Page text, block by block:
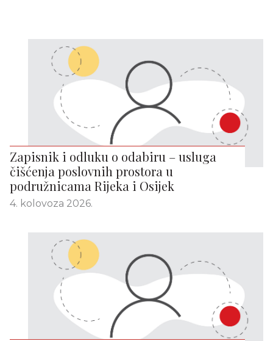
Zapisnik i odluku o odabiru – usluga
čišćenja poslovnih prostora u
podružnicama Rijeka i Osijek
4. kolovoza 2026.